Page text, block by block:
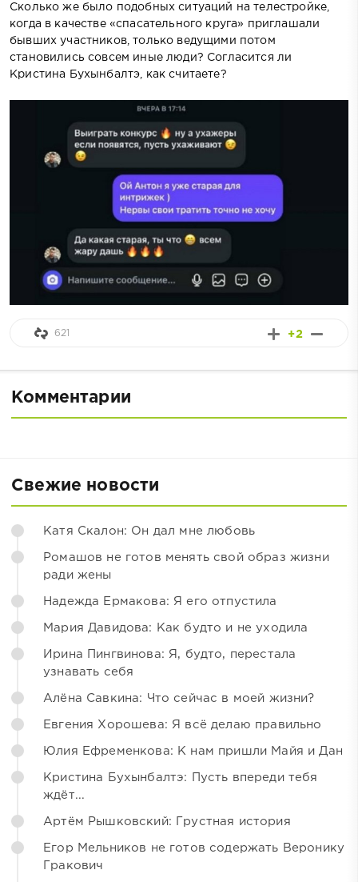
Сколько же было подобных ситуаций на телестройке,
когда в качестве «спасательного круга» приглашали
бывших участников, только ведущими потом
становились совсем иные люди? Согласится ли
Кристина Бухынбалтэ, как считаете?
+2
621
Комментарии
Свежие новости
Катя Скалон: Он дал мне любовь
Ромашов не готов менять свой образ жизни
ради жены
Надежда Ермакова: Я его отпустила
Мария Давидова: Как будто и не уходила
Ирина Пингвинова: Я, будто, перестала
узнавать себя
Алёна Савкина: Что сейчас в моей жизни?
Евгения Хорошева: Я всё делаю правильно
Юлия Ефременкова: К нам пришли Майя и Дан
Кристина Бухынбалтэ: Пусть впереди тебя
ждёт...
Артём Рышковский: Грустная история
Егор Мельников не готов содержать Веронику
Гракович